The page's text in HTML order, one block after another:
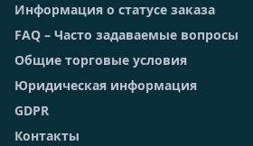
Информация о статусе заказа
FAQ – Часто задаваемые вопросы
Общие торговые условия
Юридическая информация
GDPR
Контакты